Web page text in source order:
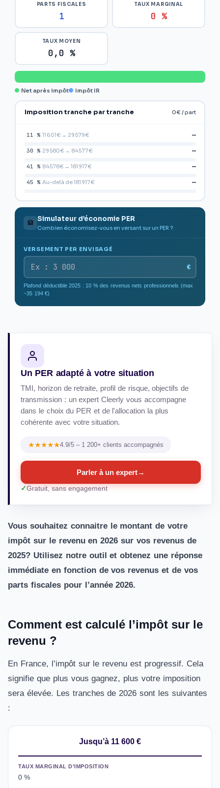
PARTS FISCALES
1
TAUX MARGINAL
0 %
TAUX MOYEN
0,0 %
Net après impôt Impôt IR
Imposition tranche par tranche 0 € / part
11 % 11 601 € → 29 579 € —
30 % 29 580 € → 84 577 € —
41 % 84 578 € → 181 917 € —
45 % Au-delà de 181 917 € —
🏦 Simulateur d’économie PER
Combien économisez-vous en versant sur un PER ?
VERSEMENT PER ENVISAGÉ
€
Plafond déductible 2025 : 10 % des revenus nets professionnels (max
~35 194 €)
Un PER adapté à votre situation
TMI, horizon de retraite, profil de risque, objectifs de
transmission : un expert Cleerly vous accompagne
dans le choix du PER et de l'allocation la plus
cohérente avec votre situation.
★★★★★4.9/5 – 1 200+ clients accompagnés
Parler à un expert→
Gratuit, sans engagement
Vous souhaitez connaitre le montant de votre
impôt sur le revenu en 2026 sur vos revenus de
2025? Utilisez notre outil et obtenez une réponse
immédiate en fonction de vos revenus et de vos
parts fiscales pour l’année 2026.
Comment est calculé l’impôt sur le
revenu ?
En France, l’impôt sur le revenu est progressif. Cela
signifie que plus vous gagnez, plus votre imposition
sera élevée. Les tranches de 2026 sont les suivantes
:
Jusqu’à 11 600 €
TAUX MARGINAL D’IMPOSITION
0 %